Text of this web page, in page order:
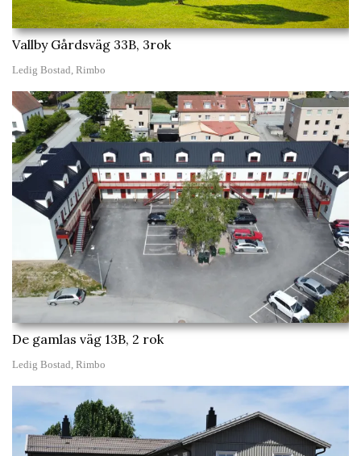
Vallby Gårdsväg 33B, 3rok
Ledig Bostad, Rimbo
De gamlas väg 13B, 2 rok
Ledig Bostad, Rimbo